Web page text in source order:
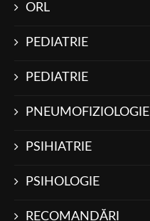
ORL
PEDIATRIE
PEDIATRIE
PNEUMOFIZIOLOGIE
PSIHIATRIE
PSIHOLOGIE
RECOMANDĂRI